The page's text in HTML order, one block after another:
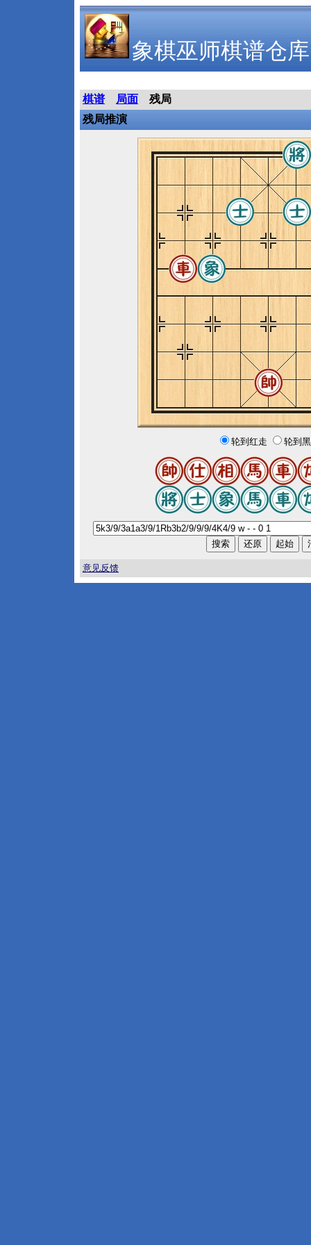
象棋巫师棋谱仓库
棋谱 局面
残局
残局推演
轮到红走 轮到
意见反馈